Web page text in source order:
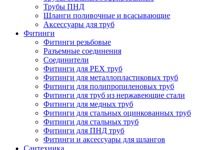
Трубы ПНД
Шланги поливочные и всасывающие
Аксессуары для труб
Фитинги
Фитинги резьбовые
Разъемные соединения
Соединители
Фитинги для PEX труб
Фитинги для металлопластиковых труб
Фитинги для полипропиленовых труб
Фитинги для труб из нержавеющие стали
Фитинги для медных труб
Фитинги для стальных оцинкованных труб
Фитинги для стальных труб
Фитинги для ПНД труб
Фитинги и аксессуары для шлангов
Сантехника